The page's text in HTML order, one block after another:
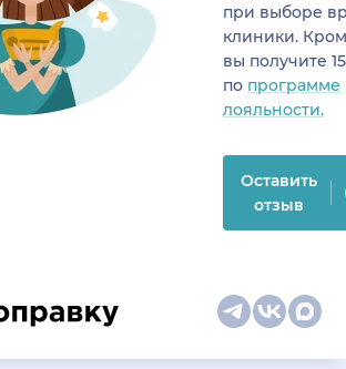
при выборе
клиники.
вы получите
по программе
лояльности.
Оставить
отзыв